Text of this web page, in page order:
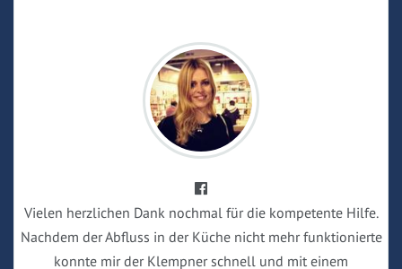
Vielen herzlichen Dank nochmal für die kompetente Hilfe.
Nachdem der Abfluss in der Küche nicht mehr funktionierte
konnte mir der Klempner schnell und mit einem